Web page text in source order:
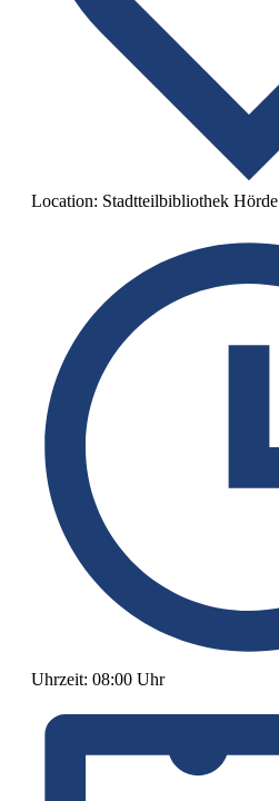
Location: Stadtteilbibliothek Hörde
Uhrzeit: 08:00 Uhr